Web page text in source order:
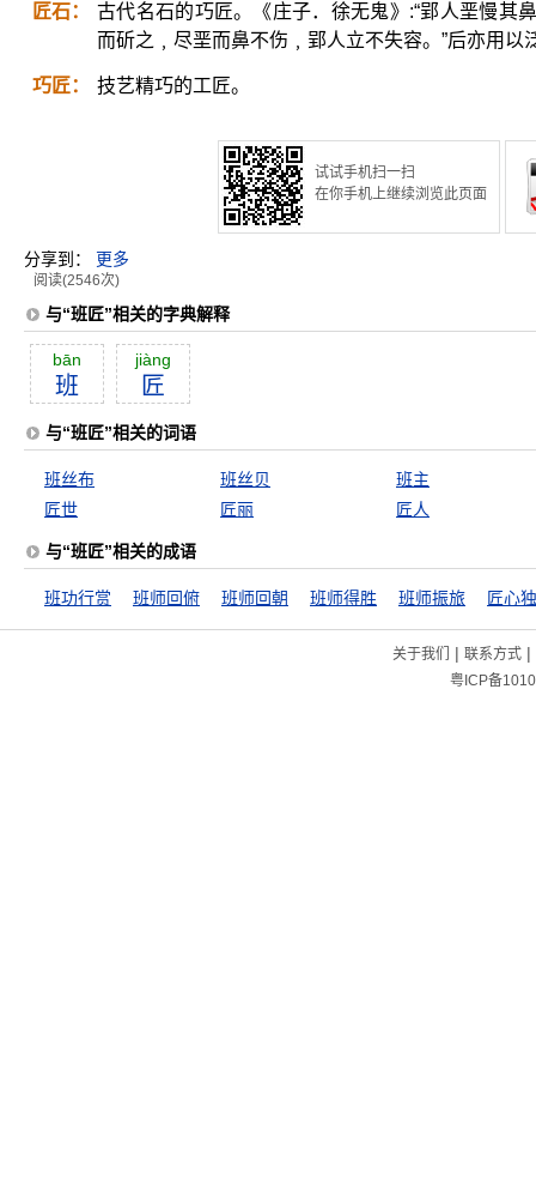
匠石：
古代名石的巧匠。《庄子．徐无鬼》:“郢人垩慢其
而斫之﹐尽垩而鼻不伤﹐郢人立不失容。”后亦用以
巧匠： 技艺精巧的工匠。
试试手机扫一扫
在你手机上继续浏览此页面
分享到： 更多
阅读(2546次)
与“班匠”相关的字典解释
bān
班
jiàng
匠
与“班匠”相关的词语
班丝布 班丝贝
班主
匠世
匠丽 匠人
与“班匠”相关的成语
班功行赏 班师回俯 班师回朝 班师得胜 班师振旅 匠心
关于我们 | 联系方式|
粤ICP备